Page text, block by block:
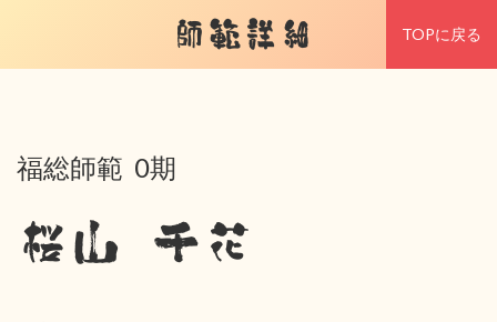
師範詳細 TOPに戻る
福総師範 0期
桜山 千花